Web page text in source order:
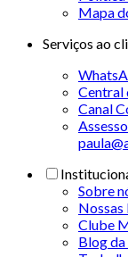
Mapa
Serviços ao
Central
Canal
Sobre
Nossas
Clube
Blog da